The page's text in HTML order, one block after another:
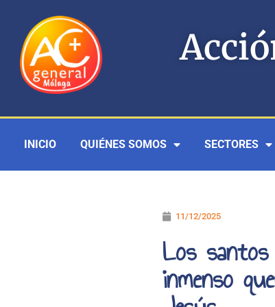
contenido
INICIO QUIÉNES SOMOS SECTORES
11/12/2025
Los
inmenso